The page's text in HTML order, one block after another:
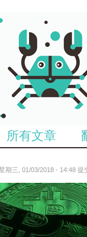
所有文章
期三, 01/03/2018 - 14:48 提